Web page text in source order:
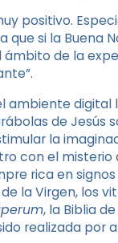
positivo.
que si la Buena
de la
ambiente
de
la
con el
rica en
la Virgen, los
, la Biblia
realizada por